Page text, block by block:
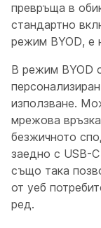
превръща в
стандартно
режим BYOD, е
В режим BYOD
използване.
мрежова
безжичното
заедно с USB-
също така
от уеб
ред.